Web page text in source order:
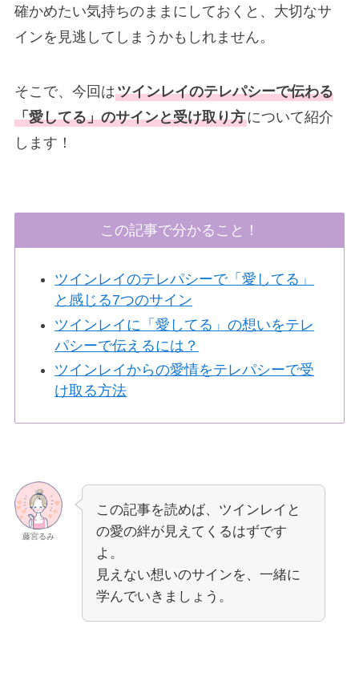
確かめたい気持ちのままにしておくと、大切なサ
インを見逃してしまうかもしれません。
そこで、今回はツインレイのテレパシーで伝わる
「愛してる」のサインと受け取り方について紹介
します！
この記事で分かること！
ツインレイのテレパシーで「愛してる」
と感じる7つのサイン
ツインレイに「愛してる」の想いをテレ
パシーで伝えるには？
ツインレイからの愛情をテレパシーで受
け取る方法
藤宮るみ
この記事を読めば、ツインレイと
の愛の絆が見えてくるはずです
よ。
見えない想いのサインを、一緒に
学んでいきましょう。